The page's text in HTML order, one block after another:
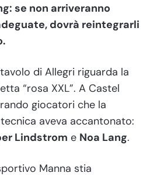
se non arriveranno
dovrà reintegrarli
di Allegri riguarda la
“rosa XXL”. A Castel
giocatori che la
aveva accantonato:
Lindstrom e Noa Lang.
Manna stia